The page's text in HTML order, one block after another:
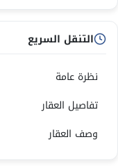
التنقل السريع
نظرة عامة
تفاصيل العقار
وصف العقار